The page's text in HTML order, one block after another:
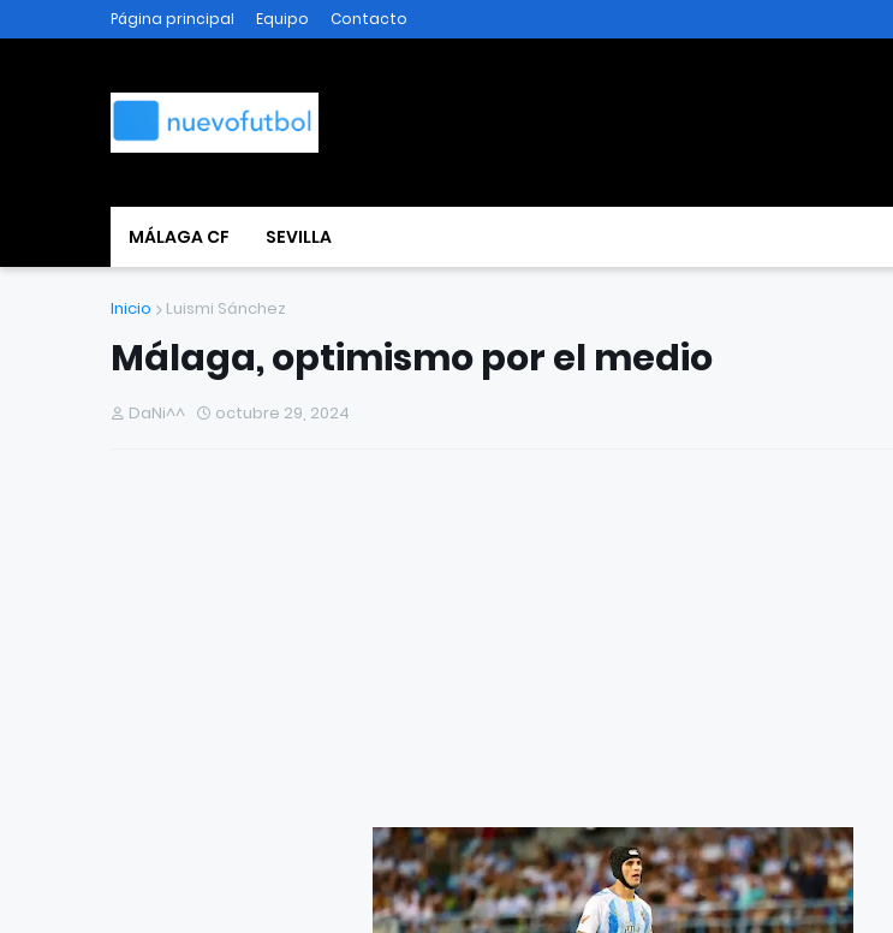
Página principal Equipo Contacto
MÁLAGA CF SEVILLA
Inicio Luismi Sánchez
Málaga, optimismo por el medio
DaNi^^ octubre 29, 2024